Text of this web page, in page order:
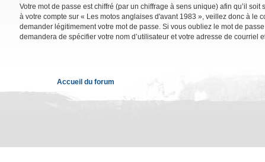
Votre mot de passe est chiffré (par un chiffrage à sens unique) afin qu’il
à votre compte sur « Les motos anglaises d'avant 1983 », veillez donc à
demander légitimement votre mot de passe. Si vous oubliez le mot de
demandera de spécifier votre nom d’utilisateur et votre adresse de
Accueil du forum